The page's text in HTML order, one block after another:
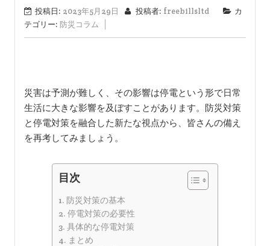
投稿日: 2023年5月29日 投稿者: freebillsltd
カ
テゴリー: 防災コラム
災害は予測が難しく、その影響は停電という形で日常
生活に大きな影響を及ぼすことがあります。防災対策
と停電対策を融合した新たな視点から、皆さんの備え
を再考してみましょう。
目次
防災対策の基本
停電対策の必要性
具体的な停電対策
まとめ